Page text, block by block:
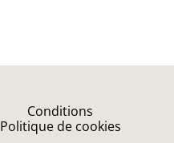
Conditions
Politique de cookies